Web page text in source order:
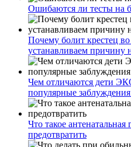
Ошибаются ли тесты на
Почему болит крестец
устанавливаем причину
Чем отличаются дети
популярные
Что такое антенатальная
предотвратить